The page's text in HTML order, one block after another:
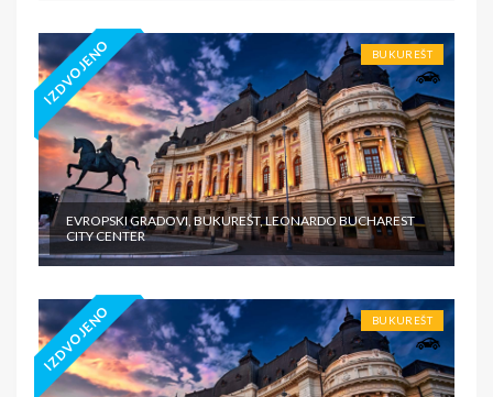
IZDVOJENO BUKUREŠT
EVROPSKI GRADOVI, BUKUREŠT, LEONARDO BUCHAREST
CITY CENTER
IZDVOJENO BUKUREŠT